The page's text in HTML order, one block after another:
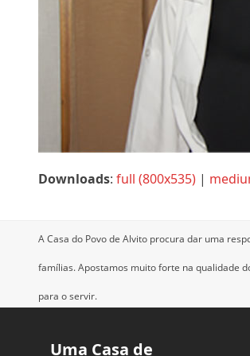
Downloads: full (800x535) |
A Casa do Povo de Alvito procura dar uma
famílias.Apostamos muito forte na qualidade
para o servir.
Uma Casa de